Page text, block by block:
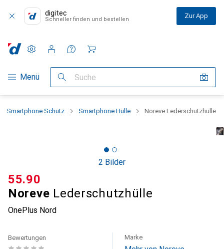
digitec
Schneller finden und bestellen Zur App
Navigation nach Kategorien
Menü Suche
Einstellungen
Kundenkonto
Vergleichslisten
Merklisten
Warenkorb
Smartphone Schutz Smartphone Hülle Noreve Lederschutzhülle
2 Bilder
Noreve Lederschutzhülle
OnePlus Nord
CHF
55.90
Bewertungen Marke